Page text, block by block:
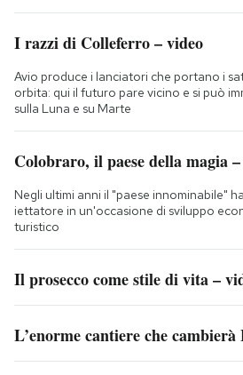
I razzi di Colleferro – video
Avio produce i lanciatori che portano i
orbita: qui il futuro pare vicino e si può
sulla Luna e su Marte
Colobraro, il paese della magia
Negli ultimi anni il "paese innominabile"
iettatore in un'occasione di sviluppo
turistico
Il prosecco come stile di vita –
L’enorme cantiere che